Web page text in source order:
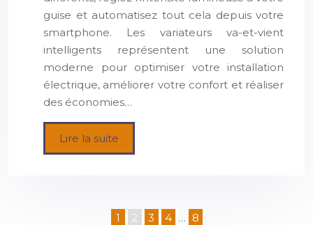
guise et automatisez tout cela depuis votre
smartphone. Les variateurs va-et-vient
intelligents représentent une solution
moderne pour optimiser votre installation
électrique, améliorer votre confort et réaliser
des économies…
Lire la suite
1 2 3 4 … 8